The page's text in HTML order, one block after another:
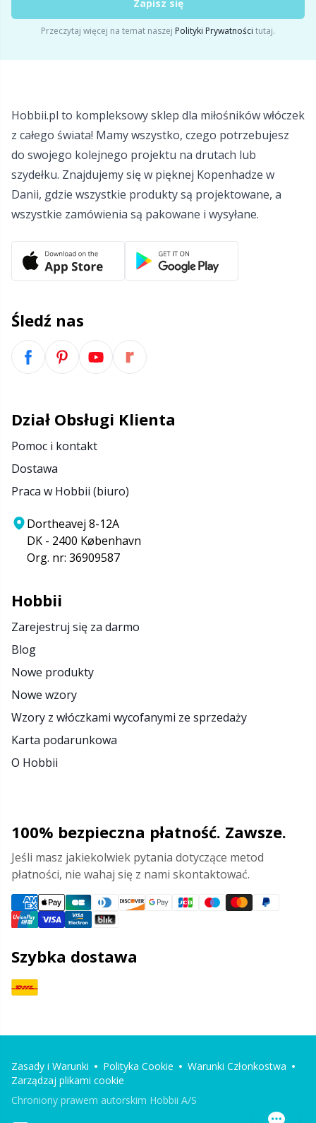
Zapisz się
Przeczytaj więcej na temat naszej Polityki Prywatności tutaj.
Hobbii.pl to kompleksowy sklep dla miłośników włóczek
z całego świata! Mamy wszystko, czego potrzebujesz
do swojego kolejnego projektu na drutach lub
szydełku. Znajdujemy się w pięknej Kopenhadze w
Danii, gdzie wszystkie produkty są projektowane, a
wszystkie zamówienia są pakowane i wysyłane.
Śledź nas
Dział Obsługi Klienta
Pomoc i kontakt
Dostawa
Praca w Hobbii (biuro)
Dortheavej 8-12A
DK - 2400 København
Org. nr: 36909587
Hobbii
Zarejestruj się za darmo
Blog
Nowe produkty
Nowe wzory
Wzory z włóczkami wycofanymi ze sprzedaży
Karta podarunkowa
O Hobbii
100% bezpieczna płatność. Zawsze.
Jeśli masz jakiekolwiek pytania dotyczące metod
płatności, nie wahaj się z nami skontaktować.
Szybka dostawa
Zasady i Warunki Polityka Cookie
Warunki Członkostwa
Zarządzaj plikami cookie
Chroniony prawem autorskim Hobbii A/S